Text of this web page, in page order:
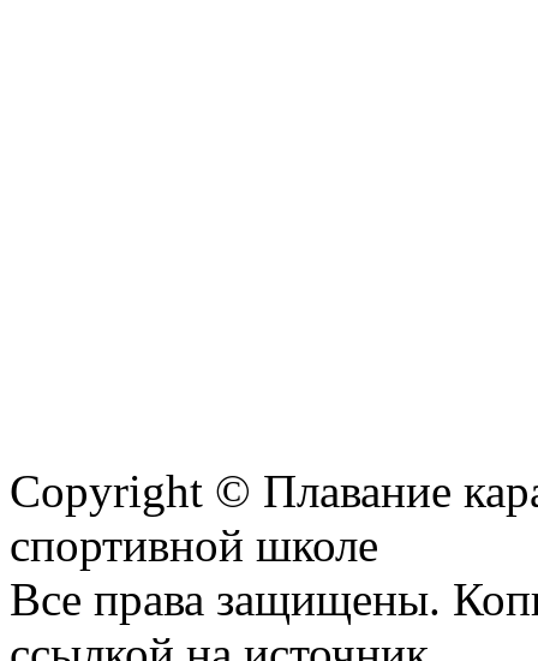
Copyright © Плавание
спортивной школе
Все права защищены.